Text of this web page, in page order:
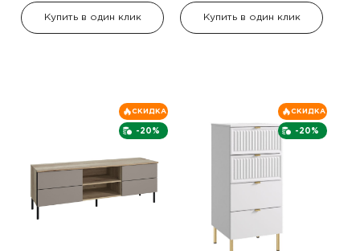
Купить в один клик Купить в один клик
-20%
СКИДКА
-20%
СКИДКА